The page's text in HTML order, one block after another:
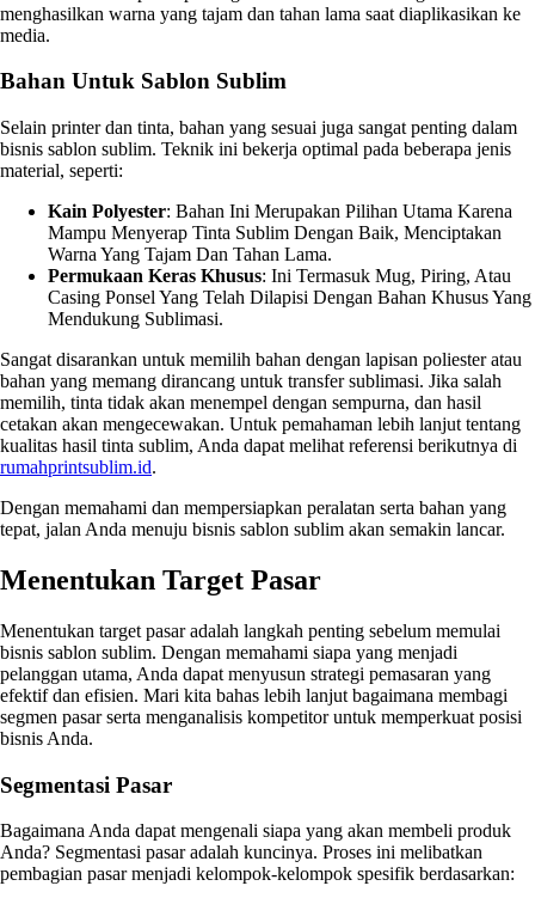
menghasilkan warna yang tajam dan tahan lama saat diaplikasikan ke
media.
Bahan Untuk Sablon Sublim
Selain printer dan tinta, bahan yang sesuai juga sangat penting dalam
bisnis sablon sublim. Teknik ini bekerja optimal pada beberapa jenis
material, seperti:
Kain Polyester: Bahan Ini Merupakan Pilihan Utama Karena
Mampu Menyerap Tinta Sublim Dengan Baik, Menciptakan
Warna Yang Tajam Dan Tahan Lama.
Permukaan Keras Khusus: Ini Termasuk Mug, Piring, Atau
Casing Ponsel Yang Telah Dilapisi Dengan Bahan Khusus Yang
Mendukung Sublimasi.
Sangat disarankan untuk memilih bahan dengan lapisan poliester atau
bahan yang memang dirancang untuk transfer sublimasi. Jika salah
memilih, tinta tidak akan menempel dengan sempurna, dan hasil
cetakan akan mengecewakan. Untuk pemahaman lebih lanjut tentang
kualitas hasil tinta sublim, Anda dapat melihat referensi berikutnya di
rumahprintsublim.id.
Dengan memahami dan mempersiapkan peralatan serta bahan yang
tepat, jalan Anda menuju bisnis sablon sublim akan semakin lancar.
Menentukan Target Pasar
Menentukan target pasar adalah langkah penting sebelum memulai
bisnis sablon sublim. Dengan memahami siapa yang menjadi
pelanggan utama, Anda dapat menyusun strategi pemasaran yang
efektif dan efisien. Mari kita bahas lebih lanjut bagaimana membagi
segmen pasar serta menganalisis kompetitor untuk memperkuat posisi
bisnis Anda.
Segmentasi Pasar
Bagaimana Anda dapat mengenali siapa yang akan membeli produk
Anda? Segmentasi pasar adalah kuncinya. Proses ini melibatkan
pembagian pasar menjadi kelompok-kelompok spesifik berdasarkan: